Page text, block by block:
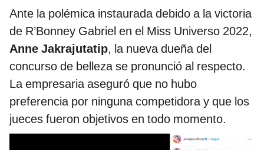
Ante la polémica instaurada debido a la victoria
de R’Bonney Gabriel en el Miss Universo 2022,
Anne Jakrajutatip, la nueva dueña del
concurso de belleza se pronunció al respecto.
La empresaria aseguró que no hubo
preferencia por ninguna competidora y que los
jueces fueron objetivos en todo momento.